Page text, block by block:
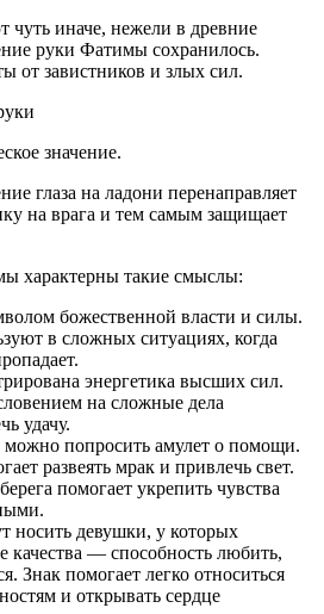
чуть иначе, нежели в древние
руки Фатимы сохранилось.
от завистников и злых сил.
значение.
глаза на ладони перенаправляет
на врага и тем самым защищает
характерны такие смыслы:
божественной власти и силы.
в сложных ситуациях, когда
энергетика высших сил.
на сложные дела
удачу.
попросить амулет о помощи.
развеять мрак и привлечь свет.
помогает укрепить чувства
носить девушки, у которых
качества — способность любить,
Знак помогает легко относиться
и открывать сердце